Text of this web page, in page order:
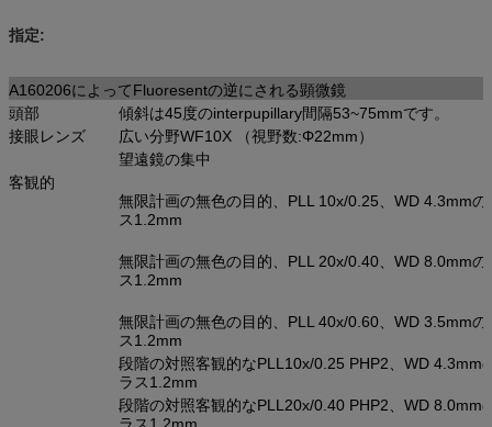
指定:
A160206によってFluoresentの逆にされる顕微鏡
頭部
傾斜は45度のinterpupillary間隔53~75mmです。
接眼レンズ
広い分野WF10X （視野数:Φ22mm）
望遠鏡の集中
客観的
無限計画の無色の目的、PLL 10x/0.25、WD 4.3mmの
ス1.2mm
無限計画の無色の目的、PLL 20x/0.40、WD 8.0mmの
ス1.2mm
無限計画の無色の目的、PLL 40x/0.60、WD 3.5mmの
ス1.2mm
段階の対照客観的なPLL10x/0.25 PHP2、WD 4.3mm
ラス1.2mm
段階の対照客観的なPLL20x/0.40 PHP2、WD 8.0mm